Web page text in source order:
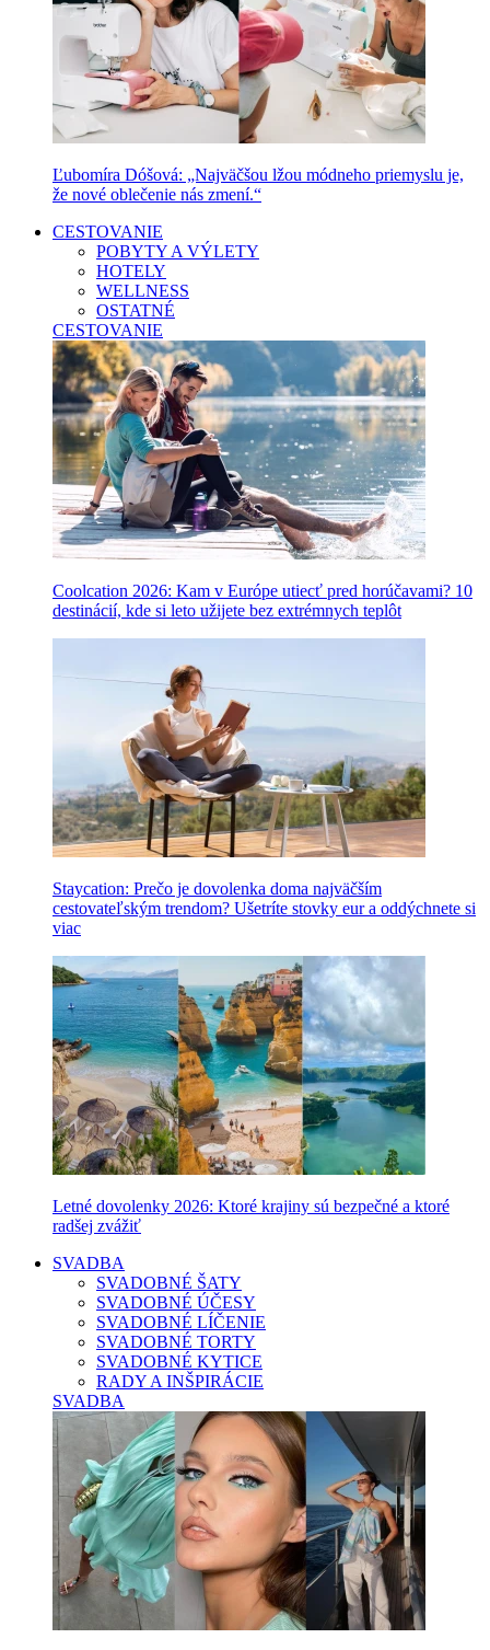
Ľubomíra Dóšová: „Najväčšou lžou módneho priemyslu je,
že nové oblečenie nás zmení.“
CESTOVANIE
POBYTY A VÝLETY
HOTELY
WELLNESS
OSTATNÉ
CESTOVANIE
Coolcation 2026: Kam v Európe utiecť pred horúčavami? 10
destinácií, kde si leto užijete bez extrémnych teplôt
Staycation: Prečo je dovolenka doma najväčším
cestovateľským trendom? Ušetríte stovky eur a oddýchnete si
viac
Letné dovolenky 2026: Ktoré krajiny sú bezpečné a ktoré
radšej zvážiť
SVADBA
SVADOBNÉ ŠATY
SVADOBNÉ ÚČESY
SVADOBNÉ LÍČENIE
SVADOBNÉ TORTY
SVADOBNÉ KYTICE
RADY A INŠPIRÁCIE
SVADBA